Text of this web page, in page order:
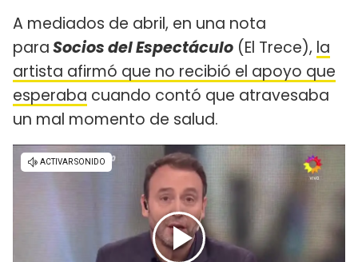
A mediados de abril, en una nota
paraSocios del Espectáculo (El Trece), la
artista afirmó que no recibió el apoyo que
esperaba cuando contó que atravesaba
un mal momento de salud.